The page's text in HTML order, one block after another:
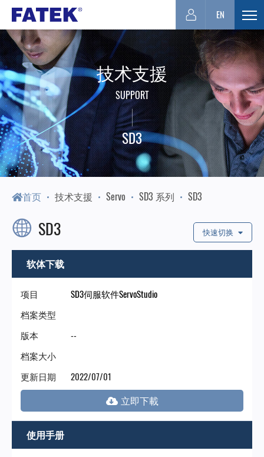
台
湾
FATEK
永
宏
PLC-
厦
门
永
陞
科
技
展
开
选
单
EN
技术支援
SUPPORT
SD3
首页 技术支援 Servo SD3 系列 SD3
快速切换
SD3
软体下载
项目
SD3伺服软件ServoStudio
档案类型
版本
--
档案大小
更新日期
2022/07/01
使用手册